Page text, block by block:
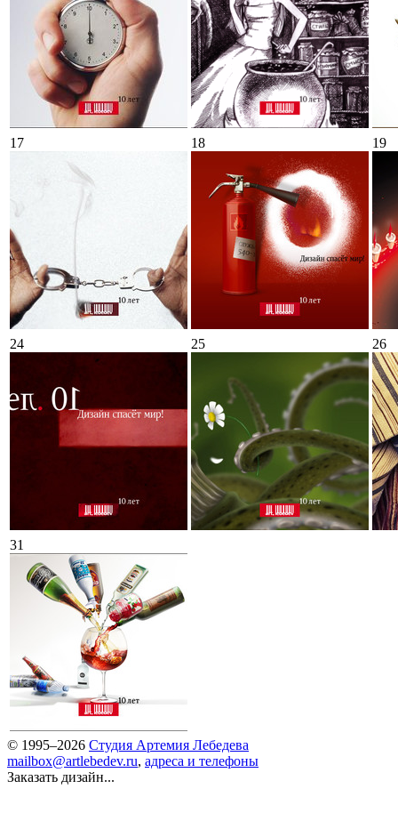
17 18 19
24 25 26
31
© 1995–2026 Студия Артемия Лебедева
mailbox@artlebedev.ru, адреса и телефоны
Заказать дизайн...